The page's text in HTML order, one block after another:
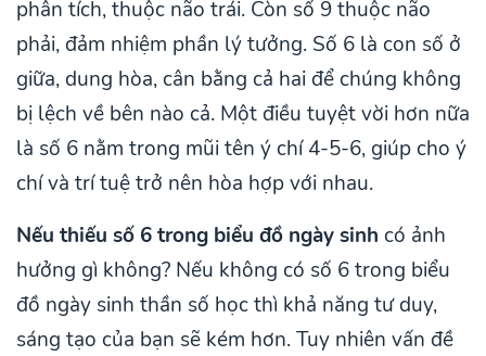
phân tích, thuộc não trái. Còn số 9 thuộc não
phải, đảm nhiệm phần lý tưởng. Số 6 là con số ở
giữa, dung hòa, cân bằng cả hai để chúng không
bị lệch về bên nào cả. Một điều tuyệt vời hơn nữa
là số 6 nằm trong mũi tên ý chí 4-5-6, giúp cho ý
chí và trí tuệ trở nên hòa hợp với nhau.
Nếu thiếu số 6 trong biểu đồ ngày sinh có ảnh
hưởng gì không? Nếu không có số 6 trong biểu
đồ ngày sinh thần số học thì khả năng tư duy,
sáng tạo của bạn sẽ kém hơn. Tuy nhiên vấn đề